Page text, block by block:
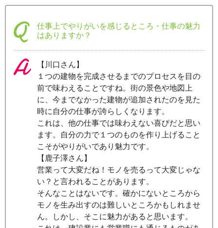
仕事上でやりがいを感じるところ・仕事の魅力
はありますか？
【川口さん】
１つの建物を完成させるまでのプロセスを目の
前で味わえることですね。街の景色や地図上
に、今までなかった建物が追加されたのを見た
時に自分の仕事が誇らしくなります。
これは、他の仕事では味わえない喜びだと思い
ます。自分の力で１つのものを作り上げること
こそがやりがいであり魅力です。
【鹿子澤さん】
営業って大変だね！モノを売るって大変じゃな
い？と言われることがあります。
そんなことはないです。確かにないところから
モノを生み出すのは難しいところかもしれませ
ん。しかし、そこに魅力があると思います。